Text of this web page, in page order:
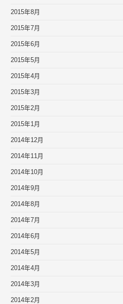
2015年8月
2015年7月
2015年6月
2015年5月
2015年4月
2015年3月
2015年2月
2015年1月
2014年12月
2014年11月
2014年10月
2014年9月
2014年8月
2014年7月
2014年6月
2014年5月
2014年4月
2014年3月
2014年2月